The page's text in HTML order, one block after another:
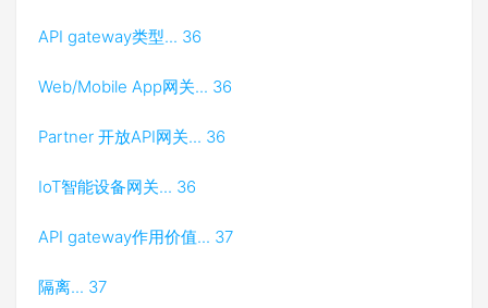
API gateway类型... 36
Web/Mobile App网关... 36
Partner 开放API网关... 36
IoT智能设备网关... 36
API gateway作用价值... 37
隔离... 37